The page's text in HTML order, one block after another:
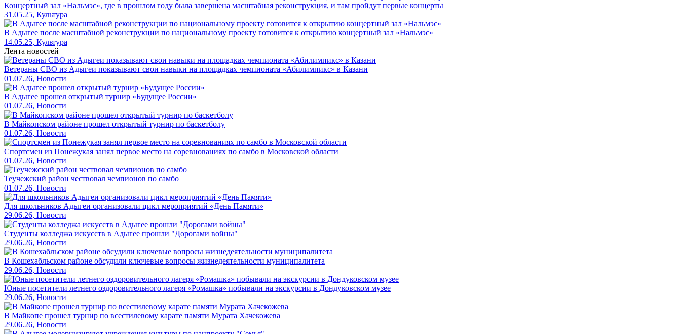
Концертный зал «Нальмэс», где в прошлом году была завершена масштабная реконструкция, и там пройдут первые концерты
31.05.25, Культура
В Адыгее после масштабной реконструкции по национальному проекту готовится к открытию концертный зал «Нальмэс»
14.05.25, Культура
Лента новостей
Ветераны СВО из Адыгеи показывают свои навыки на площадках чемпионата «Абилимпикс» в Казани
01.07.26, Новости
В Адыгее прошел открытый турнир «Будущее России»
01.07.26, Новости
В Майкопском районе прошел открытый турнир по баскетболу
01.07.26, Новости
Спортсмен из Понежукая занял первое место на соревнованиях по самбо в Московской области
01.07.26, Новости
Теучежский район чествовал чемпионов по самбо
01.07.26, Новости
Для школьников Адыгеи организовали цикл мероприятий «День Памяти»
29.06.26, Новости
Студенты колледжа искусств в Адыгее прошли "Дорогами войны"
29.06.26, Новости
В Кошехабльском районе обсудили ключевые вопросы жизнедеятельности муниципалитета
29.06.26, Новости
Юные посетители летнего оздоровительного лагеря «Ромашка» побывали на экскурсии в Дондуковском музее
29.06.26, Новости
В Майкопе прошел турнир по всестилевому карате памяти Мурата Хачекожева
29.06.26, Новости